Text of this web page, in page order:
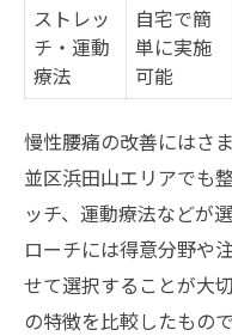
ストレッ
チ・運動
療法
自宅で簡
単に実施
可能
慢性腰痛の改善にはさ
並区浜田山エリアでも
ッチ、運動療法などが
ローチには得意分野や
せて選択することが大
の特徴を比較したもので